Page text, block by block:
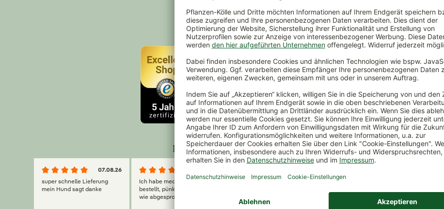
Geprüfte Qualität
Das sagen unsere Kunden über uns | Durchschnittliche
07.08.26
super schnelle Lieferung
mein Hund sagt danke
Ich habe mediterrane Erde
bestellt, pünktliche Lieferung
wie abgesprochen!
Super Preis -
Familie Schröder
Die Reklamations Abwicklung
weiter empfehlen.